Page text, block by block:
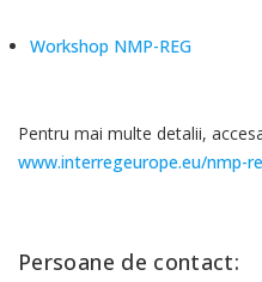
Workshop NMP-REG
Pentru mai multe detalii,
www.interregeurope.eu/nmp-
Persoane de contact: